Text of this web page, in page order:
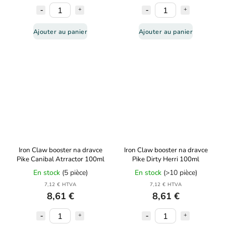
Ajouter au panier Ajouter au panier
Iron Claw booster na dravce
Pike Canibal Atrractor 100ml
En stock (5 pièce)
7,12 € HTVA
8,61 €
Iron Claw booster na dravce
Pike Dirty Herri 100ml
En stock (>10 pièce)
7,12 € HTVA
8,61 €